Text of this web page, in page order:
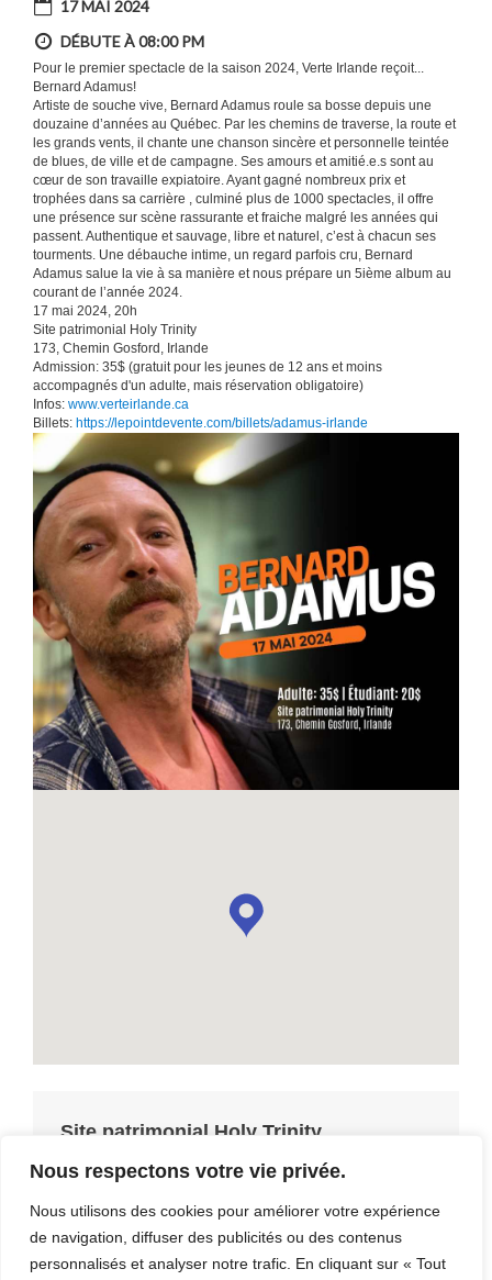
Nous respectons votre vie privée.
Nous utilisons des cookies pour améliorer votre expérience
de navigation, diffuser des publicités ou des contenus
personnalisés et analyser notre trafic. En cliquant sur « Tout
17 MAI 2024
DÉBUTE À 08:00 PM
Pour le premier spectacle de la saison 2024, Verte Irlande reçoit...
Bernard Adamus!
Artiste de souche vive, Bernard Adamus roule sa bosse depuis une
douzaine d’années au Québec. Par les chemins de traverse, la route et
les grands vents, il chante une chanson sincère et personnelle teintée
de blues, de ville et de campagne. Ses amours et amitié.e.s sont au
cœur de son travaille expiatoire. Ayant gagné nombreux prix et
trophées dans sa carrière , culminé plus de 1000 spectacles, il offre
une présence sur scène rassurante et fraiche malgré les années qui
passent. Authentique et sauvage, libre et naturel, c’est à chacun ses
tourments. Une débauche intime, un regard parfois cru, Bernard
Adamus salue la vie à sa manière et nous prépare un 5ième album au
courant de l’année 2024.
17 mai 2024, 20h
Site patrimonial Holy Trinity
173, Chemin Gosford, Irlande
Admission: 35$ (gratuit pour les jeunes de 12 ans et moins
accompagnés d'un adulte, mais réservation obligatoire)
Infos: www.verteirlande.ca
Billets: https://lepointdevente.com/billets/adamus-irlande
Site patrimonial Holy Trinity
173, chemin Gosford, Irlande, G6H 2N7
Contact: Verte Irlande